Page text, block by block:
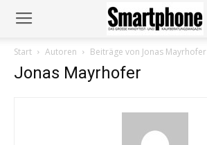
Start Autoren Beiträge von Jonas Mayrhofer
Jonas Mayrhofer